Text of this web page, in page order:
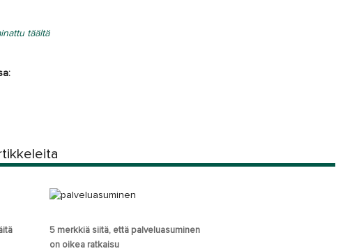
täältä
5 merkkiä siitä, että palveluasuminen
on oikea ratkaisu